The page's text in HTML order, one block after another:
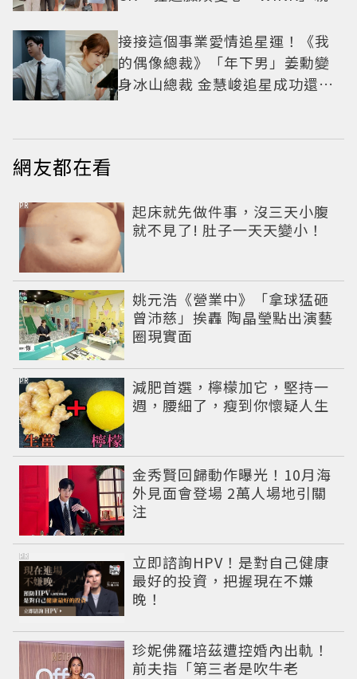
接接這個事業愛情追星運！《我
的偶像總裁》「年下男」姜勳變
身冰山總裁 金慧峻追星成功還偶
網友都在看
起床就先做件事，沒三天小腹
就不見了! 肚子一天天變小！
PR
姚元浩《營業中》「拿球猛砸
曾沛慈」挨轟 陶晶瑩點出演藝
圈現實面
減肥首選，檸檬加它，堅持一
週，腰細了，瘦到你懷疑人生
PR
金秀賢回歸動作曝光！10月海
外見面會登場 2萬人場地引關
注
立即諮詢HPV！是對自己健康
最好的投資，把握現在不嫌
晚！
PR
珍妮佛羅培茲遭控婚內出軌！
前夫指「第三者是吹牛老